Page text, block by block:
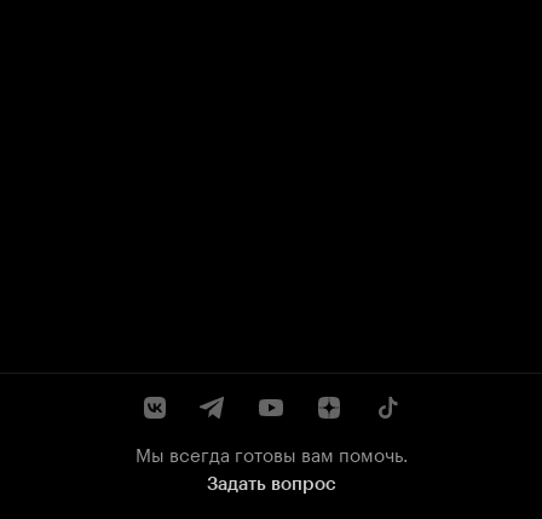
Мы всегда готовы вам помочь.
Задать вопрос